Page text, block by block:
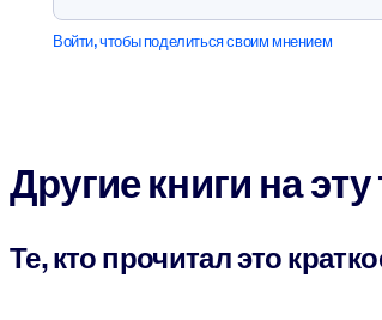
Войти, чтобы поделиться своим мнением
Другие книги на
Те, кто прочитал это